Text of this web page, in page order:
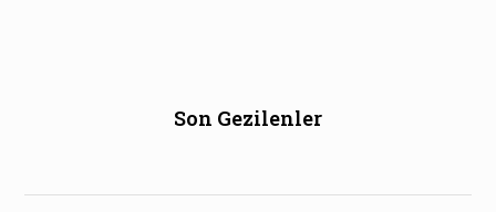
Son Gezilenler